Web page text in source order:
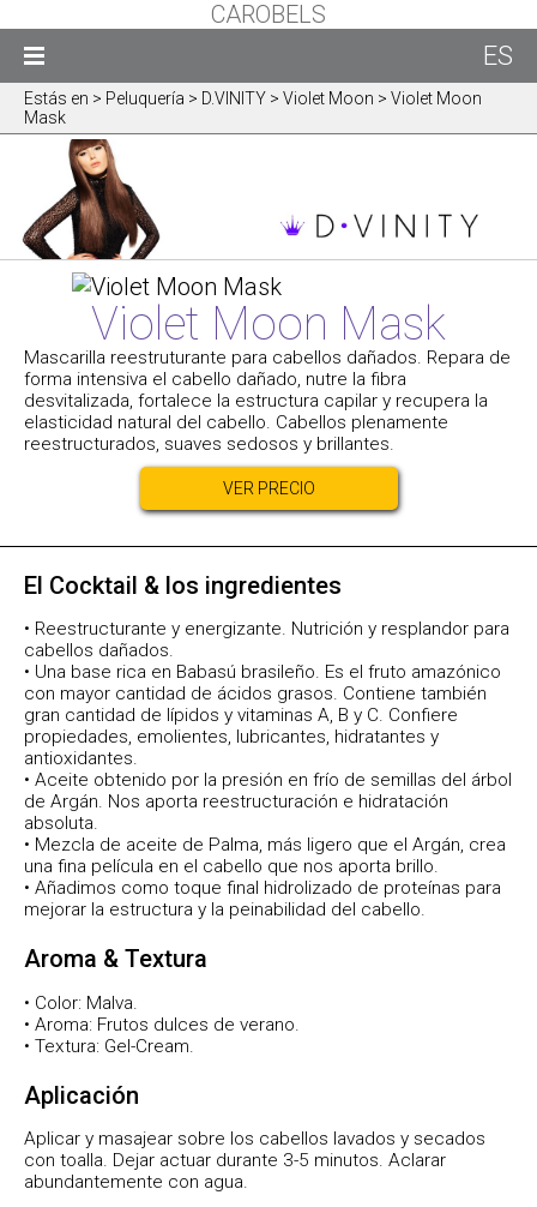
CAROBELS
ES
Estás en > Peluquería > D.VINITY > Violet Moon > Violet Moon
Mask
Violet Moon Mask
Mascarilla reestruturante para cabellos dañados. Repara de
forma intensiva el cabello dañado, nutre la fibra
desvitalizada, fortalece la estructura capilar y recupera la
elasticidad natural del cabello. Cabellos plenamente
reestructurados, suaves sedosos y brillantes.
VER PRECIO
El Cocktail & los ingredientes
• Reestructurante y energizante. Nutrición y resplandor para
cabellos dañados.
• Una base rica en Babasú brasileño. Es el fruto amazónico
con mayor cantidad de ácidos grasos. Contiene también
gran cantidad de lípidos y vitaminas A, B y C. Confiere
propiedades, emolientes, lubricantes, hidratantes y
antioxidantes.
• Aceite obtenido por la presión en frío de semillas del árbol
de Argán. Nos aporta reestructuración e hidratación
absoluta.
• Mezcla de aceite de Palma, más ligero que el Argán, crea
una fina película en el cabello que nos aporta brillo.
• Añadimos como toque final hidrolizado de proteínas para
mejorar la estructura y la peinabilidad del cabello.
Aroma & Textura
• Color: Malva.
• Aroma: Frutos dulces de verano.
• Textura: Gel-Cream.
Aplicación
Aplicar y masajear sobre los cabellos lavados y secados
con toalla. Dejar actuar durante 3-5 minutos. Aclarar
abundantemente con agua.